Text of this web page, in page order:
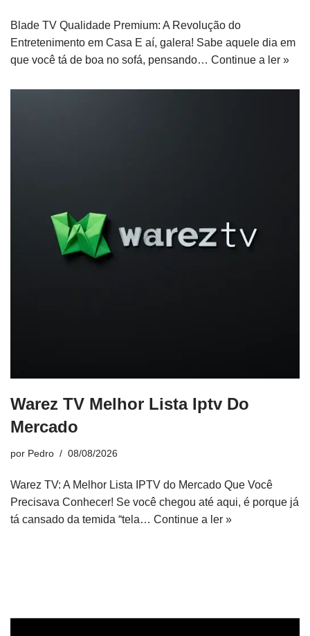
Blade TV Qualidade Premium: A Revolução do
Entretenimento em Casa E aí, galera! Sabe aquele dia em
que você tá de boa no sofá, pensando… Continue a ler »
Warez TV Melhor Lista Iptv Do
Mercado
por Pedro 08/08/2026
Warez TV: A Melhor Lista IPTV do Mercado Que Você
Precisava Conhecer! Se você chegou até aqui, é porque já
tá cansado da temida “tela… Continue a ler »